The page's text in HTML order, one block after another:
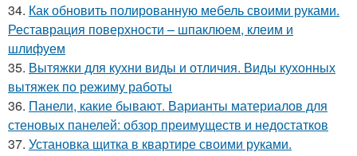
34. Как обновить полированную мебель своими руками.
Реставрация поверхности – шпаклюем, клеим и
шлифуем
35. Вытяжки для кухни виды и отличия. Виды кухонных
вытяжек по режиму работы
36. Панели, какие бывают. Варианты материалов для
стеновых панелей: обзор преимуществ и недостатков
37. Установка щитка в квартире своими руками.